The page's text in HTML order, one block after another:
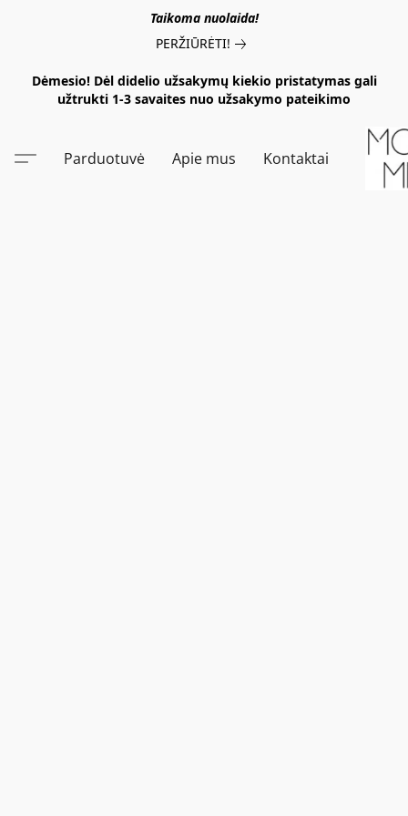
Taikoma nuolaida!
PERŽIŪRĖTI!
Dėmesio! Dėl didelio užsakymų kiekio pristatymas gali
užtrukti 1-3 savaites nuo užsakymo pateikimo
Parduotuvė Apie mus Kontaktai